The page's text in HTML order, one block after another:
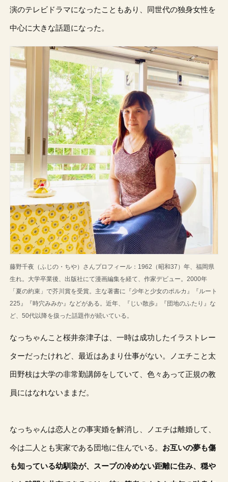
演のテレビドラマになったこともあり、同世代の独身女性を
中心に大きな話題になった。
藤野千夜（ふじの・ちや）さんプロフィール：1962（昭和37）年、福岡県
生れ。大学卒業後、出版社にて漫画編集を経て、作家デビュー。2000年
「夏の約束」で芥川賞を受賞。主な著書に『少年と少女のポルカ』『ルート
225』『時穴みみか』などがある。近年、『じい散歩』『団地のふたり』な
ど、50代以降を扱った話題作が続いている。
なっちゃんこと桜井奈津子は、一時は成功したイラストレー
ターだったけれど、最近はあまり仕事がない。ノエチこと太
田野枝は大学の非常勤講師をしていて、色々あって正規の教
員にはなれないままだ。
なっちゃんは恋人との事実婚を解消し、ノエチは離婚して、
今は二人とも実家である団地に住んでいる。 お互いの夢も傷
も知っている幼馴染が、スープの冷めない距離に住み、穏や